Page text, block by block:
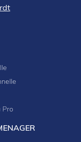
Pro